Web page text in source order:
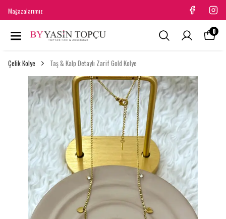
Mağazalarımız
0
Çelik Kolye Taş & Kalp Detaylı Zarif Gold Kolye